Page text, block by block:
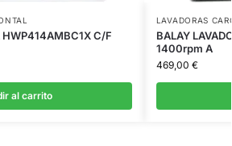
HWP414AMBC1X C/F
al carrito
LAVADORAS
BALAY
1400rpm A
469,00 €